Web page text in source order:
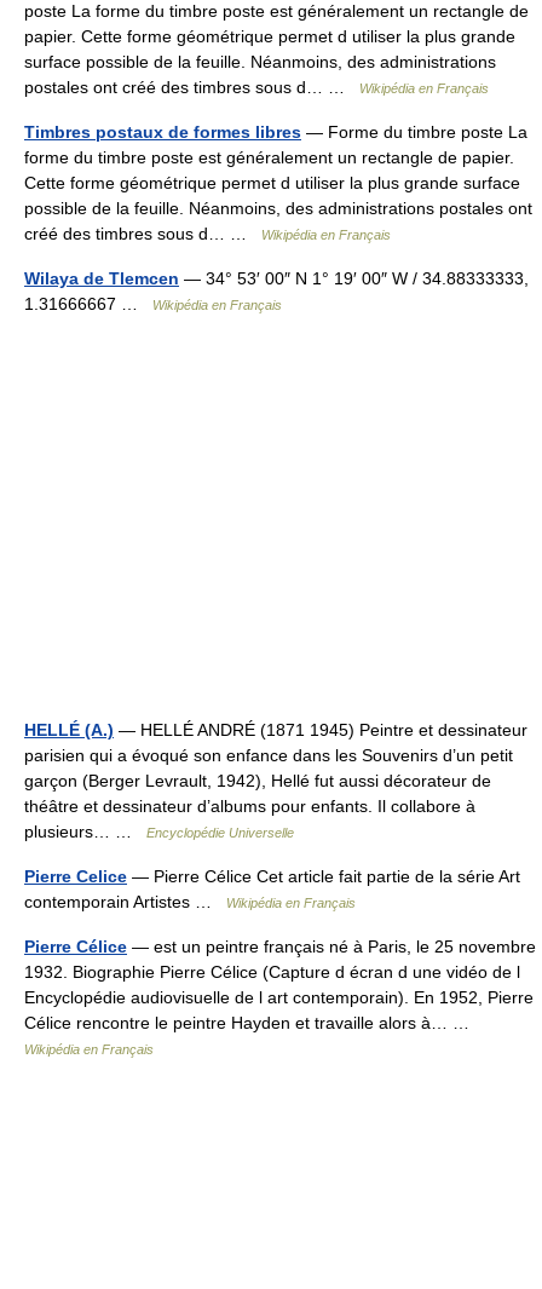
poste La forme du timbre poste est généralement un rectangle de
papier. Cette forme géométrique permet d utiliser la plus grande
surface possible de la feuille. Néanmoins, des administrations
postales ont créé des timbres sous d… …
Wikipédia en Français
Timbres postaux de formes libres — Forme du timbre poste La
forme du timbre poste est généralement un rectangle de papier.
Cette forme géométrique permet d utiliser la plus grande surface
possible de la feuille. Néanmoins, des administrations postales ont
créé des timbres sous d… …
Wikipédia en Français
Wilaya de Tlemcen — 34° 53′ 00″ N 1° 19′ 00″ W / 34.88333333,
1.31666667 …
Wikipédia en Français
HELLÉ (A.) — HELLÉ ANDRÉ (1871 1945) Peintre et dessinateur
parisien qui a évoqué son enfance dans les Souvenirs d’un petit
garçon (Berger Levrault, 1942), Hellé fut aussi décorateur de
théâtre et dessinateur d’albums pour enfants. Il collabore à
plusieurs… …
Encyclopédie Universelle
Pierre Celice — Pierre Célice Cet article fait partie de la série Art
contemporain Artistes …
Wikipédia en Français
Pierre Célice — est un peintre français né à Paris, le 25 novembre
1932. Biographie Pierre Célice (Capture d écran d une vidéo de l
Encyclopédie audiovisuelle de l art contemporain). En 1952, Pierre
Célice rencontre le peintre Hayden et travaille alors à… …
Wikipédia en Français